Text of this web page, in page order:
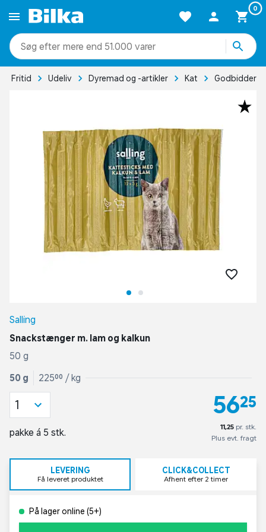
0
mere end 51.000 varer
Fritid Udeliv Dyremad og -artikler Kat Godbidder
Salling
Snackstænger m. lam og kalkun
50 g
50 g 225,00 / kg
56,25
11,25 pr. stk.
Plus evt. fragt
1
pakke á 5 stk.
LEVERING
Få leveret produktet
CLICK&COLLECT
Afhent efter 2 timer
På lager online (5+)